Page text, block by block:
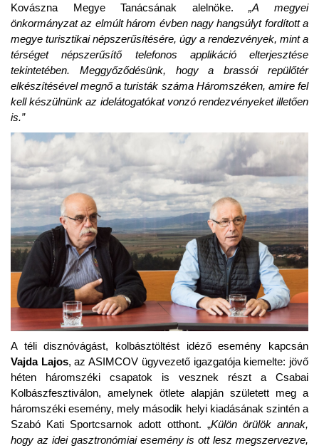
Kovászna Megye Tanácsának alelnöke.„A megyei
önkormányzat az elmúlt három évben nagy hangsúlyt fordított a
megye turisztikai népszerűsítésére, úgy a rendezvények, mint a
térséget népszerűsítő telefonos applikáció elterjesztése
tekintetében. Meggyőződésünk, hogy a brassói repülőtér
elkészítésével megnő a turisták száma Háromszéken, amire fel
kell készülnünk az idelátogatókat vonzó rendezvényeket illetően
is.”
A téli disznóvágást, kolbásztöltést idéző esemény kapcsán
Vajda Lajos, az ASIMCOV ügyvezető igazgatója kiemelte: jövő
héten háromszéki csapatok is vesznek részt a Csabai
Kolbászfesztiválon, amelynek ötlete alapján született meg a
háromszéki esemény, mely második helyi kiadásának szintén a
Szabó Kati Sportcsarnok adott otthont. „Külön örülök annak,
hogy az idei gasztronómiai esemény is ott lesz megszervezve,